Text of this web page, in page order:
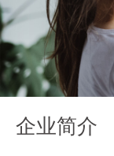
企业简介